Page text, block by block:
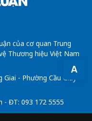
A
của cơ quan Trung
Thương hiệu Việt Nam
- Phường Cầu Giấy -
- ĐT: 093 172 5555